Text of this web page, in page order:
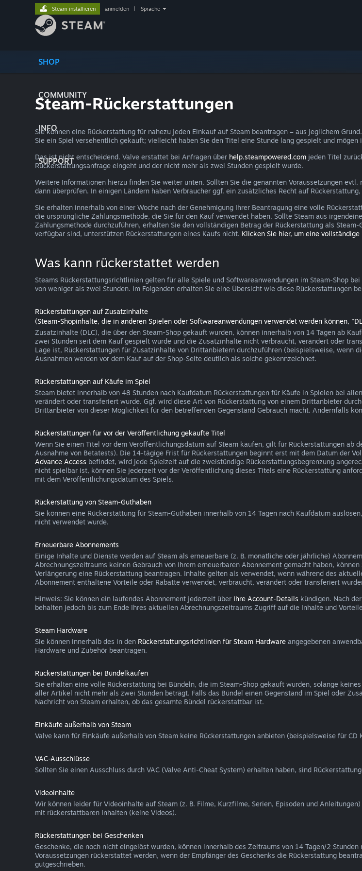
SHOP
COMMUNITY
INFO
SUPPORT
Steam installieren anmelden Sprache
Steam-Rückerstattungen
Sie können eine Rückerstattung für nahezu jeden Einkauf auf Steam beantragen – aus jeglichem
Sie ein Spiel versehentlich gekauft; vielleicht haben Sie den Titel eine Stunde lang gespielt und mögen
Das ist nicht entscheidend. Valve erstattet bei Anfragen über help.steampowered.com jeden Titel
Rückerstattungsanfrage eingeht und der nicht mehr als zwei Stunden gespielt wurde.
Weitere Informationen hierzu finden Sie weiter unten. Sollten Sie die genannten Voraussetzungen
dann überprüfen. In einigen Ländern haben Verbraucher ggf. ein zusätzliches Recht auf
Sie erhalten innerhalb von einer Woche nach der Genehmigung Ihrer Beantragung eine volle
die ursprüngliche Zahlungsmethode, die Sie für den Kauf verwendet haben. Sollte Steam aus
Zahlungsmethode durchzuführen, erhalten Sie den vollständigen Betrag der Rückerstattung als
verfügbar sind, unterstützen Rückerstattungen eines Kaufs nicht. Klicken Sie hier, um eine
Was kann rückerstattet werden
Steams Rückerstattungsrichtlinien gelten für alle Spiele und Softwareanwendungen im Steam-Shop
von weniger als zwei Stunden. Im Folgenden erhalten Sie eine Übersicht wie diese Rückerstattungen
Rückerstattungen auf Zusatzinhalte
(Steam-Shopinhalte, die in anderen Spielen oder Softwareanwendungen verwendet werden können,
Zusatzinhalte (DLC), die über den Steam-Shop gekauft wurden, können innerhalb von 14 Tagen ab
zwei Stunden seit dem Kauf gespielt wurde und die Zusatzinhalte nicht verbraucht, verändert oder
Lage ist, Rückerstattungen für Zusatzinhalte von Drittanbietern durchzuführen (beispielsweise, wenn
Ausnahmen werden vor dem Kauf auf der Shop-Seite deutlich als solche gekennzeichnet.
Rückerstattungen auf Käufe im Spiel
Steam bietet innerhalb von 48 Stunden nach Kaufdatum Rückerstattungen für Käufe in Spielen bei
verändert oder transferiert wurde. Ggf. wird diese Art von Rückerstattung von einem Drittanbieter
Drittanbieter von dieser Möglichkeit für den betreffenden Gegenstand Gebrauch macht. Andernfalls
Rückerstattungen für vor der Veröffentlichung gekaufte Titel
Wenn Sie einen Titel vor dem Veröffentlichungsdatum auf Steam kaufen, gilt für Rückerstattungen ab
Ausnahme von Betatests). Die 14-tägige Frist für Rückerstattungen beginnt erst mit dem Datum der
Advance Access befindet, wird jede Spielzeit auf die zweistündige Rückerstattungsbegrenzung
nicht spielbar ist, können Sie jederzeit vor der Veröffentlichung dieses Titels eine Rückerstattung
mit dem Veröffentlichungsdatum des Spiels.
Rückerstattung von Steam-Guthaben
Sie können eine Rückerstattung für Steam-Guthaben innerhalb von 14 Tagen nach Kaufdatum
nicht verwendet wurde.
Erneuerbare Abonnements
Einige Inhalte und Dienste werden auf Steam als erneuerbare (z. B. monatliche oder jährliche)
Abrechnungszeitraums keinen Gebrauch von Ihrem erneuerbaren Abonnement gemacht haben,
Verlängerung eine Rückerstattung beantragen. Inhalte gelten als verwendet, wenn während des
Abonnement enthaltene Vorteile oder Rabatte verwendet, verbraucht, verändert oder transferiert
Hinweis: Sie können ein laufendes Abonnement jederzeit über Ihre Account-Details kündigen. Nach
behalten jedoch bis zum Ende Ihres aktuellen Abrechnungszeitraums Zugriff auf die Inhalte und
Steam Hardware
Sie können innerhalb des in den Rückerstattungsrichtlinien für Steam Hardware angegebenen
Hardware und Zubehör beantragen.
Rückerstattungen bei Bündelkäufen
Sie erhalten eine volle Rückerstattung bei Bündeln, die im Steam-Shop gekauft wurden, solange
aller Artikel nicht mehr als zwei Stunden beträgt. Falls das Bündel einen Gegenstand im Spiel oder
Nachricht von Steam erhalten, ob das gesamte Bündel rückerstattbar ist.
Einkäufe außerhalb von Steam
Valve kann für Einkäufe außerhalb von Steam keine Rückerstattungen anbieten (beispielsweise für
VAC-Ausschlüsse
Sollten Sie einen Ausschluss durch VAC (Valve Anti-Cheat System) erhalten haben, sind
Videoinhalte
Wir können leider für Videoinhalte auf Steam (z. B. Filme, Kurzfilme, Serien, Episoden und
mit rückerstattbaren Inhalten (keine Videos).
Rückerstattungen bei Geschenken
Geschenke, die noch nicht eingelöst wurden, können innerhalb des Zeitraums von 14 Tagen/2
Voraussetzungen rückerstattet werden, wenn der Empfänger des Geschenks die Rückerstattung
gutgeschrieben.